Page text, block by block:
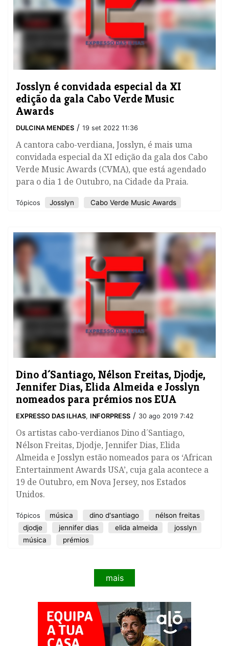
​Josslyn é convidada especial da XI
edição da gala Cabo Verde Music
Awards
DULCINA MENDES / 19 set 2022 11:36
A cantora cabo-verdiana, Josslyn, é mais uma
convidada especial da XI edição da gala dos Cabo
Verde Music Awards (CVMA), que está agendado
para o dia 1 de Outubro, na Cidade da Praia.
Tópicos Josslyn Cabo Verde Music Awards
Dino d´Santiago, Nélson Freitas, Djodje,
Jennifer Dias, Elida Almeida e Josslyn
nomeados para prémios nos EUA
EXPRESSO DAS ILHAS, INFORPRESS / 30 ago 2019 7:42
​Os artistas cabo-verdianos Dino d´Santiago,
Nélson Freitas, Djodje, Jennifer Dias, Elida
Almeida e Josslyn estão nomeados para os ‘African
Entertainment Awards USA’, cuja gala acontece a
19 de Outubro, em Nova Jersey, nos Estados
Unidos.
Tópicos música dino d'santiago
nélson freitas
djodje
jennifer dias elida almeida
josslyn
música
prémios
mais